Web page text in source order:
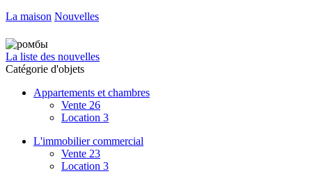
La maison Nouvelles
La liste des nouvelles
Catégorie d'objets
Appartements et chambres
Vente 26
Location 3
L'immobilier commercial
Vente 23
Location 3